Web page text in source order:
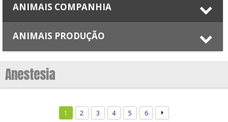
ANIMAIS COMPANHIA
ANIMAIS PRODUÇÃO
Anestesia
1 2 3 4 5 6